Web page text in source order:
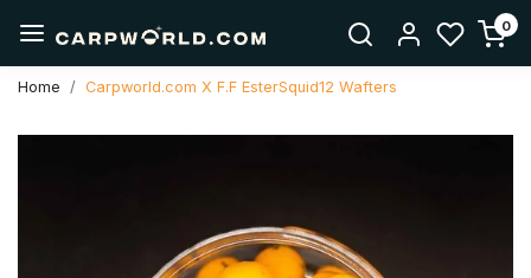
0
Home Carpworld.com X F.F EsterSquid12 Wafters